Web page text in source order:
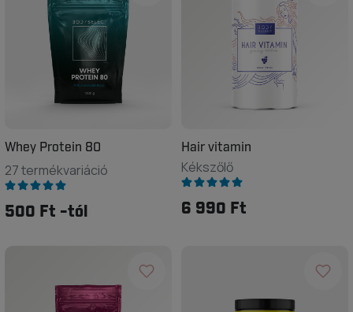
Whey Protein 80
27 termékvariáció
500 Ft -tól
Hair vitamin
Kékszőlő
6 990 Ft